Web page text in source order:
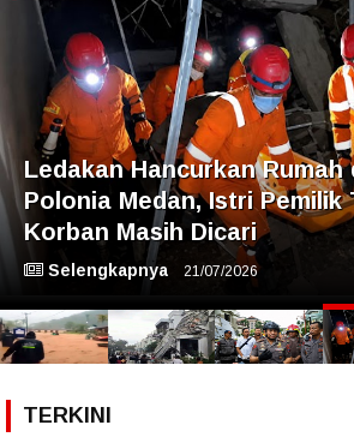
Ledakan Dahsyat
Mewah di Grand Polonia
Orang Diduga Masih
Selengkapnya 20/07/2026
TERKINI